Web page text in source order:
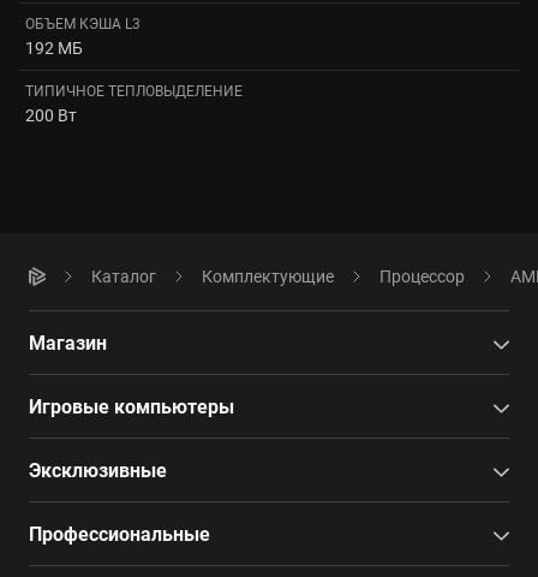
ОБЪЕМ КЭША L3
192 МБ
ТИПИЧНОЕ ТЕПЛОВЫДЕЛЕНИЕ
200 Вт
Каталог Комплектующие Процессор
Магазин
Игровые компьютеры
Эксклюзивные
Профессиональные